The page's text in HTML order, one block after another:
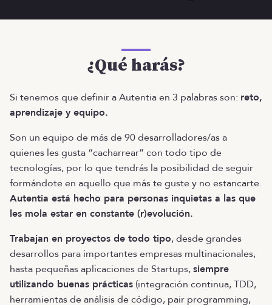
¿Qué harás?
Si tenemos que definir a Autentia en 3 palabras son: reto,
aprendizaje y equipo.
Son un equipo de más de 90 desarrolladores/as a
quienes les gusta “cacharrear” con todo tipo de
tecnologías, por lo que tendrás la posibilidad de seguir
formándote en aquello que más te guste y no estancarte.
Autentia está hecho para personas inquietas a las que
les mola estar en constante (r)evolución.
Trabajan en proyectos de todo tipo, desde grandes
desarrollos para importantes empresas multinacionales,
hasta pequeñas aplicaciones de Startups,siempre
utilizando buenas prácticas (integración continua, TDD,
herramientas de análisis de código, pair programming,